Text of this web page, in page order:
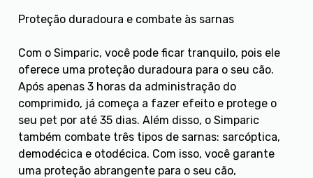
Proteção duradoura e combate às sarnas
Com o Simparic, você pode ficar tranquilo, pois ele
oferece uma proteção duradoura para o seu cão.
Após apenas 3 horas da administração do
comprimido, já começa a fazer efeito e protege o
seu pet por até 35 dias. Além disso, o Simparic
também combate três tipos de sarnas: sarcóptica,
demodécica e otodécica. Com isso, você garante
uma proteção abrangente para o seu cão,